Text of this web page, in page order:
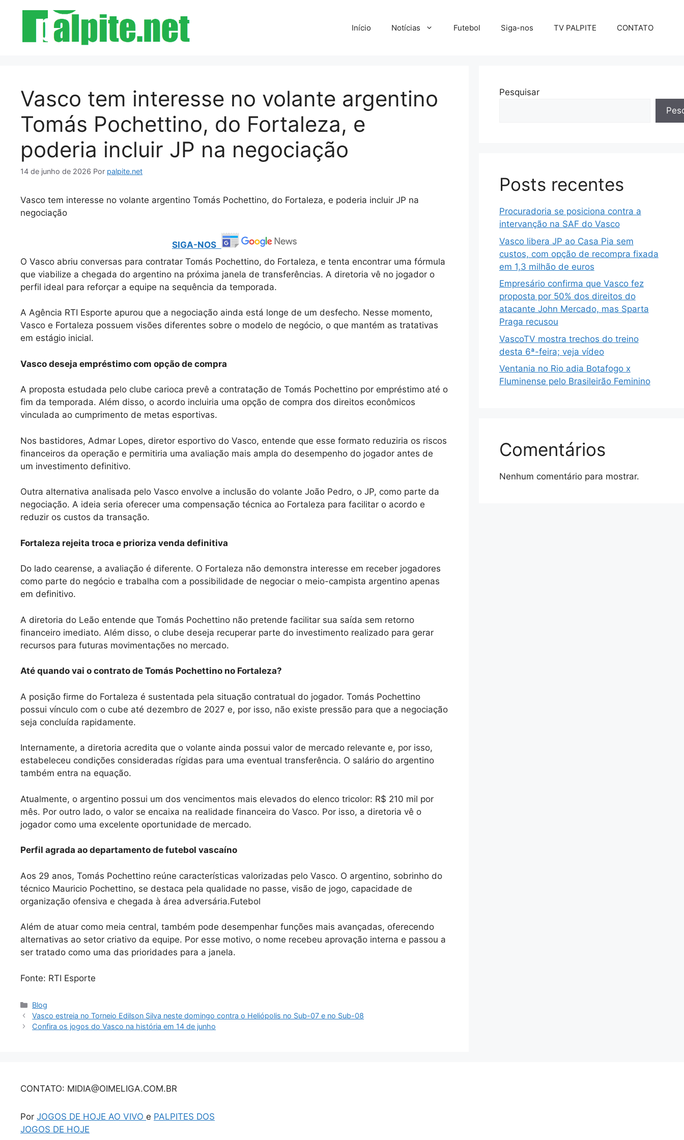
conteúdo
Início Notícias Futebol Siga-nos TV PALPITE CONTATO
Vasco tem interesse no volante argentino
Tomás Pochettino, do Fortaleza, e
poderia incluir JP na negociação
14 de junho de 2026 Por palpite.net
Vasco tem interesse no volante argentino Tomás Pochettino, do Fortaleza, e poderia incluir JP na
negociação
SIGA-NOS
O Vasco abriu conversas para contratar Tomás Pochettino, do Fortaleza, e tenta encontrar uma fórmula
que viabilize a chegada do argentino na próxima janela de transferências. A diretoria vê no jogador o
perfil ideal para reforçar a equipe na sequência da temporada.
A Agência RTI Esporte apurou que a negociação ainda está longe de um desfecho. Nesse momento,
Vasco e Fortaleza possuem visões diferentes sobre o modelo de negócio, o que mantém as tratativas
em estágio inicial.
Vasco deseja empréstimo com opção de compra
A proposta estudada pelo clube carioca prevê a contratação de Tomás Pochettino por empréstimo até o
fim da temporada. Além disso, o acordo incluiria uma opção de compra dos direitos econômicos
vinculada ao cumprimento de metas esportivas.
Nos bastidores, Admar Lopes, diretor esportivo do Vasco, entende que esse formato reduziria os riscos
financeiros da operação e permitiria uma avaliação mais ampla do desempenho do jogador antes de
um investimento definitivo.
Outra alternativa analisada pelo Vasco envolve a inclusão do volante João Pedro, o JP, como parte da
negociação. A ideia seria oferecer uma compensação técnica ao Fortaleza para facilitar o acordo e
reduzir os custos da transação.
Fortaleza rejeita troca e prioriza venda definitiva
Do lado cearense, a avaliação é diferente. O Fortaleza não demonstra interesse em receber jogadores
como parte do negócio e trabalha com a possibilidade de negociar o meio-campista argentino apenas
em definitivo.
A diretoria do Leão entende que Tomás Pochettino não pretende facilitar sua saída sem retorno
financeiro imediato. Além disso, o clube deseja recuperar parte do investimento realizado para gerar
recursos para futuras movimentações no mercado.
Até quando vai o contrato de Tomás Pochettino no Fortaleza?
A posição firme do Fortaleza é sustentada pela situação contratual do jogador. Tomás Pochettino
possui vínculo com o cube até dezembro de 2027 e, por isso, não existe pressão para que a negociação
seja concluída rapidamente.
Internamente, a diretoria acredita que o volante ainda possui valor de mercado relevante e, por isso,
estabeleceu condições consideradas rígidas para uma eventual transferência. O salário do argentino
também entra na equação.
Atualmente, o argentino possui um dos vencimentos mais elevados do elenco tricolor: R$ 210 mil por
mês. Por outro lado, o valor se encaixa na realidade financeira do Vasco. Por isso, a diretoria vê o
jogador como uma excelente oportunidade de mercado.
Perfil agrada ao departamento de futebol vascaíno
Aos 29 anos, Tomás Pochettino reúne características valorizadas pelo Vasco. O argentino, sobrinho do
técnico Mauricio Pochettino, se destaca pela qualidade no passe, visão de jogo, capacidade de
organização ofensiva e chegada à área adversária.Futebol
Além de atuar como meia central, também pode desempenhar funções mais avançadas, oferecendo
alternativas ao setor criativo da equipe. Por esse motivo, o nome recebeu aprovação interna e passou a
ser tratado como uma das prioridades para a janela.
Fonte: RTI Esporte
Categorias
Blog
Vasco estreia no Torneio Edilson Silva neste domingo contra o Heliópolis no Sub-07 e no Sub-08
Confira os jogos do Vasco na história em 14 de junho
Pesquisar
Posts recentes
Procuradoria se posiciona contra a
intervanção na SAF do Vasco
Vasco libera JP ao Casa Pia sem
custos, com opção de recompra fixada
em 1,3 milhão de euros
Empresário confirma que Vasco fez
proposta por 50% dos direitos do
atacante John Mercado, mas Sparta
Praga recusou
VascoTV mostra trechos do treino
desta 6ª-feira; veja vídeo
Ventania no Rio adia Botafogo x
Fluminense pelo Brasileirão Feminino
Comentários
Nenhum comentário para mostrar.
CONTATO: MIDIA@OIMELIGA.COM.BR
Por JOGOS DE HOJE AO VIVO e PALPITES DOS
JOGOS DE HOJE